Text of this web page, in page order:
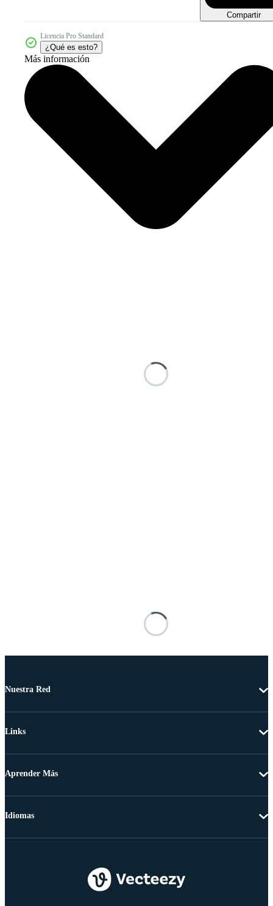
Compartir
Licencia Pro Standard
¿Qué es esto?
Más información
Nuestra Red
Links
Aprender Más
Idiomas